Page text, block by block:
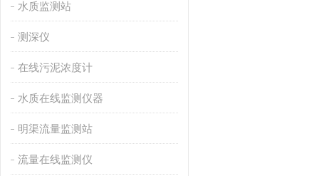
水质监测站
测深仪
在线污泥浓度计
水质在线监测仪器
明渠流量监测站
流量在线监测仪